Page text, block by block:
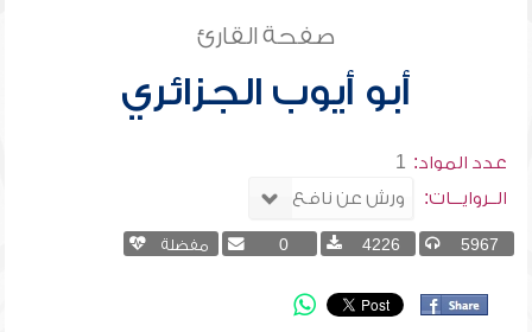
صفحة القارئ
أبو أيوب الجزائري
عدد المواد: 1
الــروايـــات:
5967
4226
0 مفضلة